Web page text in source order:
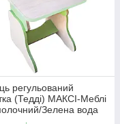
регульований
(Тедді) МАКСІ-Меблі
Зелена вода